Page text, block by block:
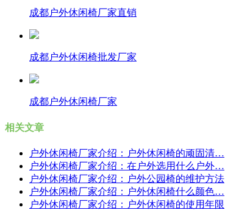
成都户外休闲椅厂家直销
成都户外休闲椅批发厂家
成都户外休闲椅厂家
相关文章
户外休闲椅厂家介绍：户外休闲椅的顽固清…
户外休闲椅厂家介绍：在户外选用什么户外…
户外休闲椅厂家介绍：户外公园椅的维护方法
户外休闲椅厂家介绍：户外休闲椅什么颜色…
户外休闲椅厂家介绍：户外休闲椅的使用年限